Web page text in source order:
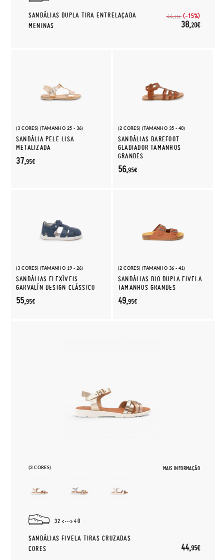
SANDÁLIAS DUPLA TIRA ENTRELAÇADA
MENINAS
44,95€ (-15%)
38,20€
(3 CORES) (TAMANHO 25 - 36)
SANDÁLIA PELE LISA
METALIZADA
37,95€
(2 CORES) (TAMANHO 35 - 40)
SANDÁLIAS BAREFOOT
GLADIADOR TAMANHOS
GRANDES
56,95€
(3 CORES) (TAMANHO 19 - 26)
SANDÁLIAS FLEXÍVEIS
GARVALÍN DESIGN CLÁSSICO
55,95€
(2 CORES) (TAMANHO 36 - 41)
SANDÁLIAS BIO DUPLA FIVELA
TAMANHOS GRANDES
49,95€
(3 CORES) MAIS INFORMAÇÃO
32 40
SANDÁLIAS FIVELA TIRAS CRUZADAS
CORES
44,95€